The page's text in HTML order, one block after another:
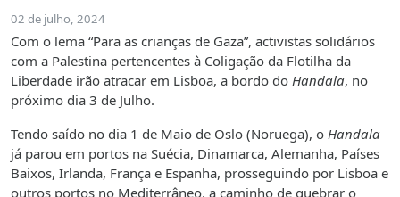
02 de julho, 2024
Com o lema “Para as crianças de Gaza”, activistas solidários
com a Palestina pertencentes à Coligação da Flotilha da
Liberdade irão atracar em Lisboa, a bordo do Handala, no
próximo dia 3 de Julho.
Tendo saído no dia 1 de Maio de Oslo (Noruega), o Handala
já parou em portos na Suécia, Dinamarca, Alemanha, Países
Baixos, Irlanda, França e Espanha, prosseguindo por Lisboa e
outros portos no Mediterrâneo, a caminho de quebrar o